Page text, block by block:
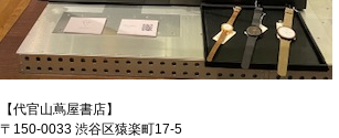
【代官山蔦屋書店】
〒150-0033 渋谷区猿楽町17-5